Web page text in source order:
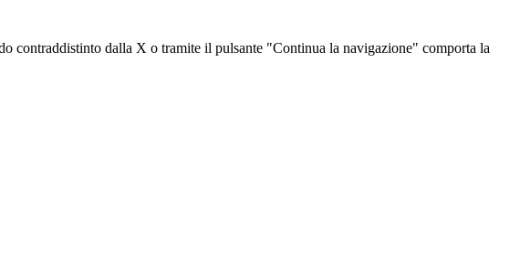
contraddistinto dalla X o tramite il pulsante "Continua la navigazione" comporta la